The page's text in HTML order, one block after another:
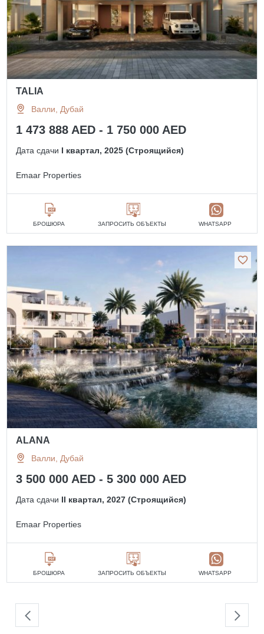
TALIA
Валли, Дубай
1 473 888 AED - 1 750 000 AED
Дата сдачи I квартал, 2025 (Строящийся)
Emaar Properties
БРОШЮРА ЗАПРОСИТЬ ОБЪЕКТЫ WHATSAPP
ALANA
Валли, Дубай
3 500 000 AED - 5 300 000 AED
Дата сдачи II квартал, 2027 (Строящийся)
Emaar Properties
БРОШЮРА ЗАПРОСИТЬ ОБЪЕКТЫ WHATSAPP